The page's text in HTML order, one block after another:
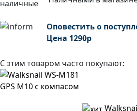
Оповестить о
Цена 1290р
С этим товаром часто покупают: